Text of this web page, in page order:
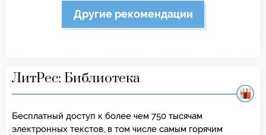
Другие рекомендации
ЛитРес: Библиотека
Бесплатный доступ к более чем 750 тысячам
электронных текстов, в том числе самым горячим